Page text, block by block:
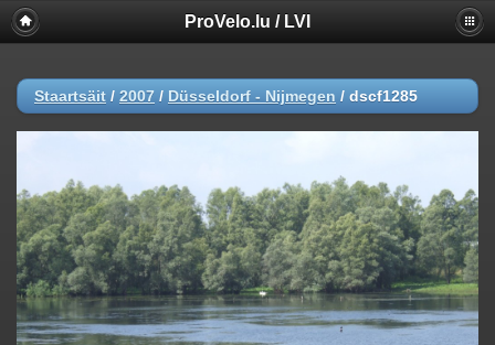
ProVelo.lu / LVI
Staartsäit / 2007 / Düsseldorf - Nijmegen / dscf1285